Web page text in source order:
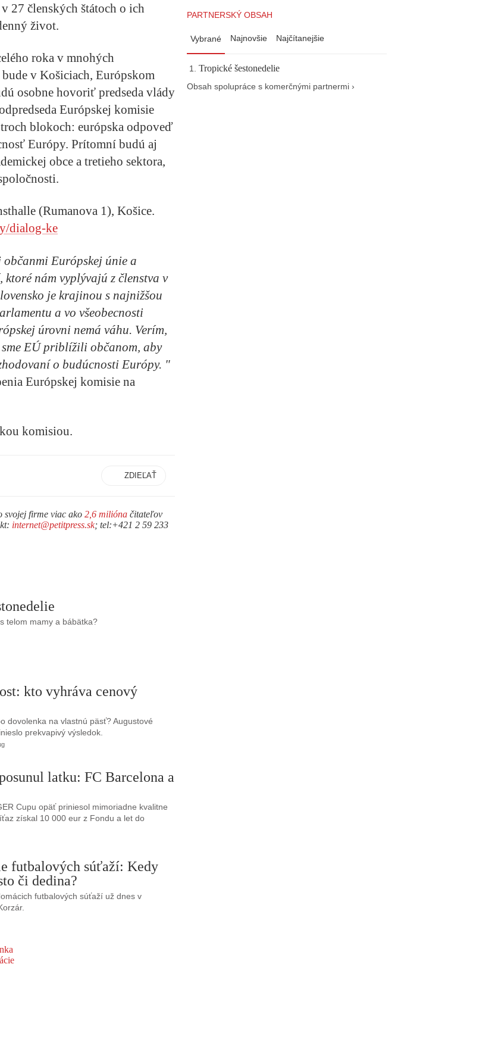
členských štátoch o ich
život.
roka v mnohých
v Košiciach, Európskom
osobne hovoriť predseda vlády
Európskej komisie
blokoch: európska odpoveď
Európy. Prítomní budú aj
obce a tretieho sektora,
(Rumanova 1), Košice.
dialog-ke
Európskej únie a
nám vyplývajú z členstva v
je krajinou s najnižšou
a vo všeobecnosti
úrovni nemá váhu. Verím,
EÚ priblížili občanom, aby
o budúcnosti Európy. "
Európskej komisie na
komisiou.
ZDIEĽAŤ
svojej firme viac ako 2,6 milióna čitateľov
internet@petitpress.sk; tel:+421 2 59 233
PARTNERSKÝ OBSAH
Vybrané Najnovšie Najčítanejšie
Tropické šestonedelie
Obsah spolupráce s komerčnými partnermi ›
telom mamy a bábätka?
kto vyhráva cenový
dovolenka na vlastnú päsť? Augustové
prekvapivý výsledok.
latku: FC Barcelona a
Cupu opäť priniesol mimoriadne kvalitne
získal 10 000 eur z Fondu a let do
futbalových súťaží: Kedy
či dedina?
futbalových súťaží už dnes v